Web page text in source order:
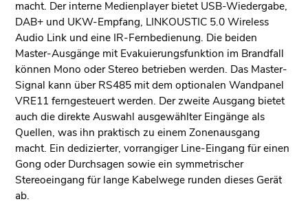
macht. Der interne Medienplayer bietet USB-Wiedergabe,
DAB+ und UKW-Empfang, LINKOUSTIC 5.0 Wireless
Audio Link und eine IR-Fernbedienung. Die beiden
Master-Ausgänge mit Evakuierungsfunktion im Brandfall
können Mono oder Stereo betrieben werden. Das Master-
Signal kann über RS485 mit dem optionalen Wandpanel
VRE11 ferngesteuert werden. Der zweite Ausgang bietet
auch die direkte Auswahl ausgewählter Eingänge als
Quellen, was ihn praktisch zu einem Zonenausgang
macht. Ein dedizierter, vorrangiger Line-Eingang für einen
Gong oder Durchsagen sowie ein symmetrischer
Stereoeingang für lange Kabelwege runden dieses Gerät
ab.